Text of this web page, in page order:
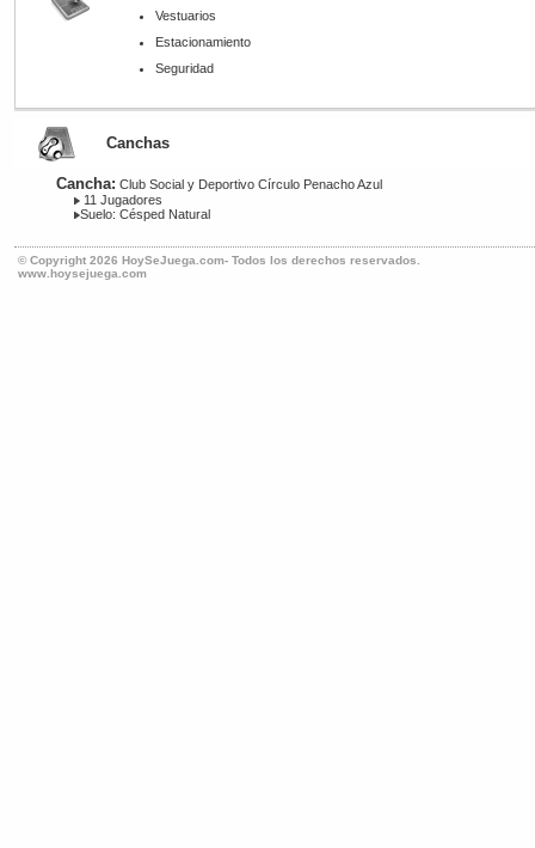
Vestuarios
Estacionamiento
Seguridad
Canchas
Cancha: Club Social y Deportivo Círculo Penacho Azul
11 Jugadores
Suelo: Césped Natural
© Copyright 2026 HoySeJuega.com- Todos los derechos reservados.
www.hoysejuega.com